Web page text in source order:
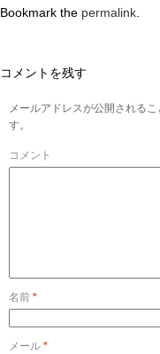
Bookmark the permalink.
コメントを残す
メールアドレスが公開される
す。
コメント
名前 *
メール *